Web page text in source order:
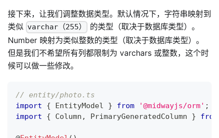
接下来，让我们调整数据类型。默认情况下，字符串映射到
类似 varchar（255）
的类型（取决于数据库类型）。
Number 映射为类似整数的类型（取决于数据库类型）。
但是我们不希望所有列都限制为 varchars 或整数，这个时
候可以做一些修改。
// entity/photo.ts
import
{ EntityModel } from '@midwayjs/orm' ;
import
{ Column , PrimaryGeneratedColumn } from